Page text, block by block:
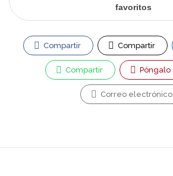
favoritos
Compartir Compartir
Compartir Póngalo
Correo electrónico